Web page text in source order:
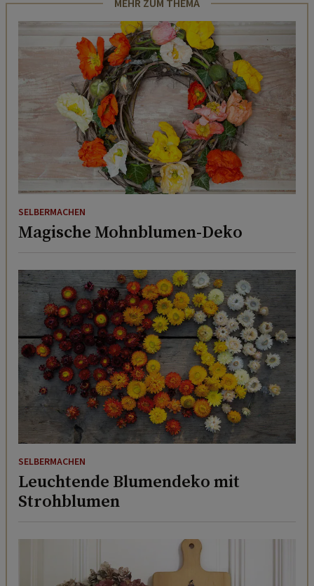
MEHR ZUM THEMA
SELBERMACHEN
Magische Mohnblumen-Deko
SELBERMACHEN
Leuchtende Blumendeko mit
Strohblumen